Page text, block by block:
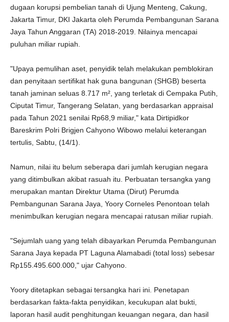
dugaan korupsi pembelian tanah di Ujung Menteng, Cakung,
Jakarta Timur, DKI Jakarta oleh Perumda Pembangunan Sarana
Jaya Tahun Anggaran (TA) 2018-2019. Nilainya mencapai
puluhan miliar rupiah.
"Upaya pemulihan aset, penyidik telah melakukan pemblokiran
dan penyitaan sertifikat hak guna bangunan (SHGB) beserta
tanah jaminan seluas 8.717 m², yang terletak di Cempaka Putih,
Ciputat Timur, Tangerang Selatan, yang berdasarkan appraisal
pada Tahun 2021 senilai Rp68,9 miliar," kata Dirtipidkor
Bareskrim Polri Brigjen Cahyono Wibowo melalui keterangan
tertulis, Sabtu, (14/1).
Namun, nilai itu belum seberapa dari jumlah kerugian negara
yang ditimbulkan akibat rasuah itu. Perbuatan tersangka yang
merupakan mantan Direktur Utama (Dirut) Perumda
Pembangunan Sarana Jaya, Yoory Corneles Penontoan telah
menimbulkan kerugian negara mencapai ratusan miliar rupiah.
"Sejumlah uang yang telah dibayarkan Perumda Pembangunan
Sarana Jaya kepada PT Laguna Alamabadi (total loss) sebesar
Rp155.495.600.000," ujar Cahyono.
Yoory ditetapkan sebagai tersangka hari ini. Penetapan
berdasarkan fakta-fakta penyidikan, kecukupan alat bukti,
laporan hasil audit penghitungan keuangan negara, dan hasil